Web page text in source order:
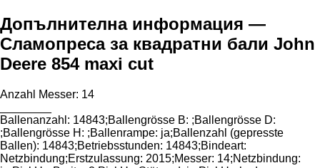
Допълнителна информация —
Сламопреса за квадратни бали John
Deere 854 maxi cut
Anzahl ​​​​​​​​​‌‌​​​​‌​​​​​​​​​‌‌‌​‌​‌​​​​​​​​​‌‌‌​‌​​​​​​​​​​​‌‌​‌‌‌‌​​​​​​​​​‌‌​‌‌​​​​​​​​​​​‌‌​‌​​‌​​​​​​​​​‌‌​‌‌‌​​​​​​​​​​‌‌​​‌​‌Messer: 14
Ballenanzahl: 14843;Ballengrösse B: ;Ballengrösse D:
;Ballengrösse H: ;Ballenrampe: ja;Ballenzahl (gepresste
Ballen): 14843;Betriebsstunden: 14843;Bindeart:
Netzbindung;Erstzulassung: 2015;Messer: 14;Netzbindung: